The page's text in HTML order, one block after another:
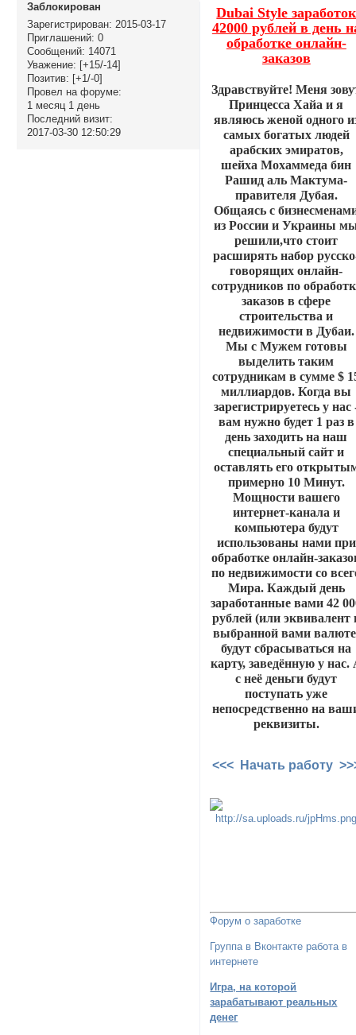
Заблокирован
Зарегистрирован: 2015-03-17
Приглашений: 0
Сообщений: 14071
Уважение: [+15/-14]
Позитив: [+1/-0]
Провел на форуме:
1 месяц 1 день
Последний визит:
2017-03-30 12:50:29
Dubai Style заработок
42000 рублей в день
обработке онлайн-
заказов
Здравствуйте! Меня
Принцесса Хайа и я
являюсь женой одного
самых богатых людей
арабских эмиратов,
шейха Мохаммеда бин
Рашид аль Мактума-
правителя Дубая.
Общаясь с
из России и Украины
решили,что стоит
расширять набор
говорящих онлайн-
сотрудников по
заказов в сфере
строительства и
недвижимости в Дубаи.
Мы с Мужем готовы
выделить таким
сотрудникам в сумме $
миллиардов. Когда вы
зарегистрируетесь у нас
вам нужно будет 1 раз в
день заходить на наш
специальный сайт и
оставлять его
примерно 10 Минут.
Мощности вашего
интернет-канала и
компьютера будут
использованы нами при
обработке онлайн-
по недвижимости со
Мира. Каждый день
заработанные вами 42
рублей (или эквивалент
выбранной вами
будут сбрасываться на
карту, заведённую у нас.
с неё деньги будут
поступать уже
непосредственно на
реквизиты.
<<< Начать работу
Форум о заработке
Группа в Вконтакте работа в
интернете
Игра, на которой
зарабатывают реальных
денег